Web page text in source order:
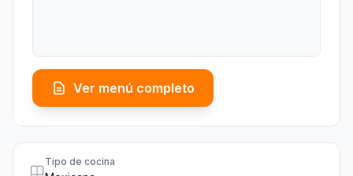
Ver menú completo
Tipo de cocina